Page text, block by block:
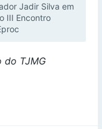
Jadir Silva em
III Encontro
do TJMG